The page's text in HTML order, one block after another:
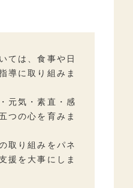
ては、食事や日
導に取り組みま
元気・素直・感
つの心を育みま
取り組みをパネ
援を大事にしま